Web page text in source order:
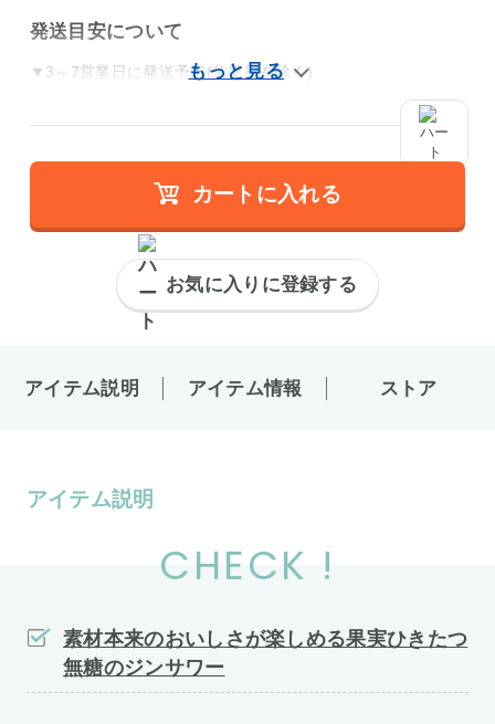
発送目安について
▼3～7営業日に発送予定(休業日を除く)
カートに入れる
お気に入りに登録する
アイテム説明 アイテム情報 ストア
アイテム説明
CHECK !
素材本来のおいしさが楽しめる果実ひきたつ
無糖のジンサワー